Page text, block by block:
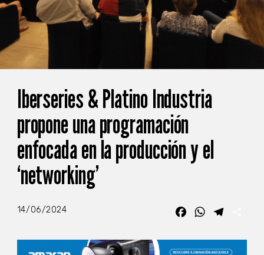
Iberseries & Platino Industria
propone una programación
enfocada en la producción y el
‘networking’
14/06/2024 FacebookWhatsApp